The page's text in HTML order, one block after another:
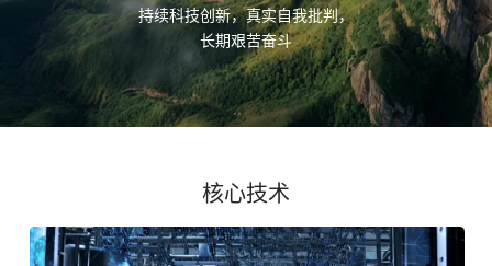
持续科技创新，真实自我批判，
长期艰苦奋斗
核心技术